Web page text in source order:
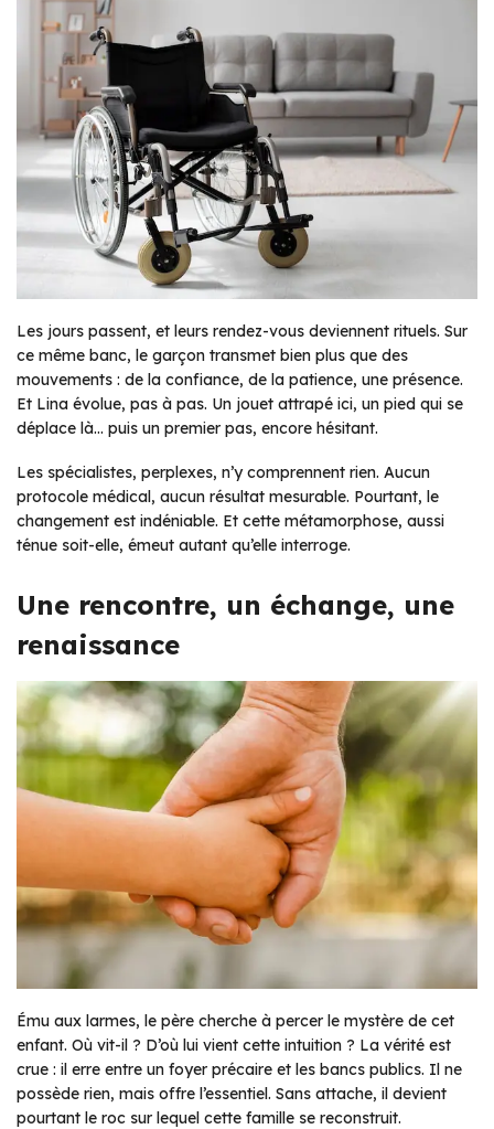
Les jours passent, et leurs rendez-vous deviennent rituels. Sur
ce même banc, le garçon transmet bien plus que des
mouvements : de la confiance, de la patience, une présence.
Et Lina évolue, pas à pas. Un jouet attrapé ici, un pied qui se
déplace là… puis un premier pas, encore hésitant.
Les spécialistes, perplexes, n’y comprennent rien. Aucun
protocole médical, aucun résultat mesurable. Pourtant, le
changement est indéniable. Et cette métamorphose, aussi
ténue soit-elle, émeut autant qu’elle interroge.
Une rencontre, un échange, une
renaissance
Ému aux larmes, le père cherche à percer le mystère de cet
enfant. Où vit-il ? D’où lui vient cette intuition ? La vérité est
crue : il erre entre un foyer précaire et les bancs publics. Il ne
possède rien, mais offre l’essentiel. Sans attache, il devient
pourtant le roc sur lequel cette famille se reconstruit.